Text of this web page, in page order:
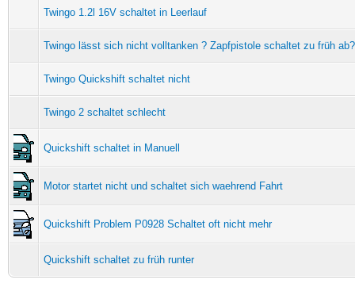
Twingo 1.2l 16V schaltet in Leerlauf
Twingo lässt sich nicht volltanken ? Zapfpistole schaltet zu früh
Twingo Quickshift schaltet nicht
Twingo 2 schaltet schlecht
Quickshift schaltet in Manuell
Motor startet nicht und schaltet sich waehrend Fahrt
Quickshift Problem P0928 Schaltet oft nicht mehr
Quickshift schaltet zu früh runter